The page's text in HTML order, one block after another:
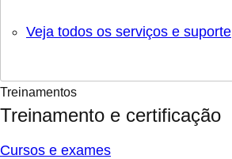
Veja todos os serviços e suporte
Treinamentos
Treinamento e certificação
Cursos e exames